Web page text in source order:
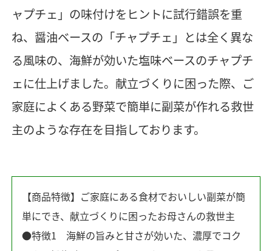
ャプチェ」の味付けをヒントに試行錯誤を重
ね、醤油ベースの「チャプチェ」とは全く異な
る風味の、海鮮が効いた塩味ベースのチャプチ
ェに仕上げました。献立づくりに困った際、ご
家庭によくある野菜で簡単に副菜が作れる救世
主のような存在を目指しております。
【商品特徴】ご家庭にある食材でおいしい副菜が簡
単にでき、献立づくりに困ったお母さんの救世主
●特徴1 海鮮の旨みと甘さが効いた、濃厚でコク